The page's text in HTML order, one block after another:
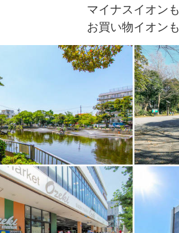
マイナスイオンも
お買い物イオンも